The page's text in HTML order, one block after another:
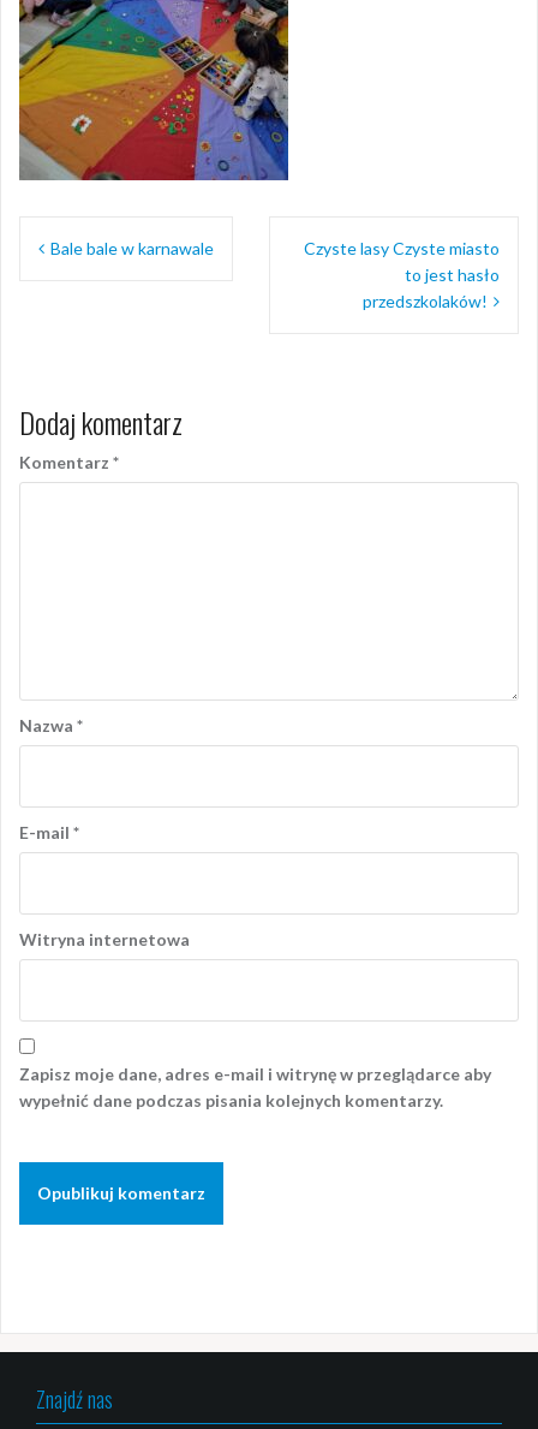
Nawigacja
Bale bale w karnawale
Czyste lasy Czyste miasto
to jest hasło
przedszkolaków!
Dodaj komentarz
Komentarz *
Nazwa *
E-mail *
Witryna internetowa
Zapisz moje dane, adres e-mail i witrynę w przeglądarce aby
wypełnić dane podczas pisania kolejnych komentarzy.
Znajdź nas